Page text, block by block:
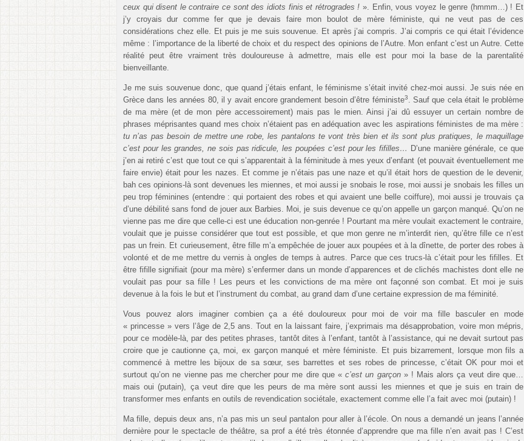
ceux qui disent le contraire ce sont des idiots finis et rétrogrades !». Enfin, vous voyez le genre (hmmm…) ! Et
j’y croyais dur comme fer que je devais faire mon boulot de mère féministe, qui ne veut pas de ces
considérations chez elle. Et puis je me suis souvenue. Et après j’ai compris. J’ai compris ce qui était l’évidence
même : l’importance de la liberté de choix et du respect des opinions de l’Autre. Mon enfant c’est un Autre. Cette
réalité peut être vraiment très douloureuse à admettre, mais elle est pour moi la base de la parentalité
bienveillante.
Je me suis souvenue donc, que quand j’étais enfant, le féminisme s’était invité chez-moi aussi. Je suis née en
Grèce dans les années 80, il y avait encore grandement besoin d’être féministe3. Sauf que cela était le problème
de ma mère (et de mon père accessoirement) mais pas le mien. Ainsi j’ai dû essuyer un certain nombre de
phrases méprisantes quand mes choix n’étaient pas en adéquation avec les aspirations féministes de ma mère :
tu n’as pas besoin de mettre une robe, les pantalons te vont très bien et ils sont plus pratiques, le maquillage
c’est pour les grandes, ne sois pas ridicule, les poupées c’est pour les fifilles… D’une manière générale, ce que
j’en ai retiré c’est que tout ce qui s’apparentait à la féminitude à mes yeux d’enfant (et pouvait éventuellement me
faire envie) était pour les nazes. Et comme je n’étais pas une naze et qu’il était hors de question de le devenir,
bah ces opinions-là sont devenues les miennes, et moi aussi je snobais le rose, moi aussi je snobais les filles un
peu trop féminines (entendre : qui portaient des robes et qui avaient une belle coiffure), moi aussi je trouvais ça
d’une débilité sans fond de jouer aux Barbies. Moi, je suis devenue ce qu’on appelle un garçon manqué. Qu’on ne
vienne pas me dire que celle-ci est une éducation non-genrée ! Pourtant ma mère voulait exactement le contraire,
voulait que je puisse considérer que tout est possible, et que mon genre ne m’interdit rien, qu’être fille ce n’est
pas un frein. Et curieusement, être fille m’a empêchée de jouer aux poupées et à la dînette, de porter des robes à
volonté et de me mettre du vernis à ongles de temps à autres. Parce que ces trucs-là c’était pour les fifilles. Et
être fifille signifiait (pour ma mère) s’enfermer dans un monde d’apparences et de clichés machistes dont elle ne
voulait pas pour sa fille ! Les peurs et les convictions de ma mère ont façonné son combat. Et moi je suis
devenue à la fois le but et l’instrument du combat, au grand dam d’une certaine expression de ma féminité.
Vous pouvez alors imaginer combien ça a été douloureux pour moi de voir ma fille basculer en mode
« princesse » vers l’âge de 2,5 ans. Tout en la laissant faire, j’exprimais ma désapprobation, voire mon mépris,
pour ce modèle-là, par des petites phrases, tantôt dites à l’enfant, tantôt à l’assistance, qui ne devait surtout pas
croire que je cautionne ça, moi, ex garçon manqué et mère féministe. Et puis bizarrement, lorsque mon fils a
commencé à mettre les bijoux de sa sœur, ses barrettes et ses robes de princesse, c’était OK pour moi et
surtout qu’on ne vienne pas me chercher pour me dire que « c’est un garçon» ! Mais alors ça veut dire que…
mais oui (putain), ça veut dire que les peurs de ma mère sont aussi les miennes et que je suis en train de
transformer mes enfants en outils de revendication sociétale, exactement comme elle l’a fait avec moi (putain) !
Ma fille, depuis deux ans, n’a pas mis un seul pantalon pour aller à l’école. On nous a demandé un jeans l’année
dernière pour le spectacle de théâtre, sa prof a été très étonnée d’apprendre que ma fille n’en avait pas ! C’est